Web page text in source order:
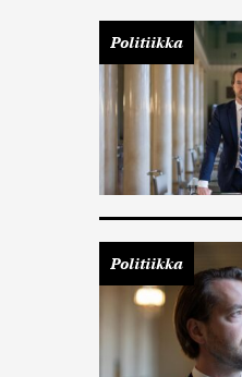
Politiikka
Politiikka